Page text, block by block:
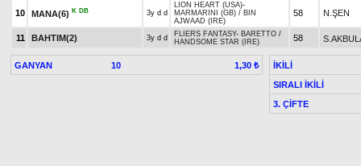
10 MANA(6) K DB 3y d d
LION HEART (USA)-
MARMARINI (GB) / BIN
AJWAAD (IRE)
58 N.ŞEN
11 BAHTIM(2) 3y d d FLIERS FANTASY- BARETTO /
HANDSOME STAR (IRE)
58
GANYAN 10 1,30 ₺
İKİLİ
SIRALI İKİLİ
3. ÇİFTE